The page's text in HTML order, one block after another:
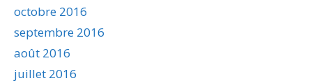
octobre 2016
septembre 2016
août 2016
juillet 2016